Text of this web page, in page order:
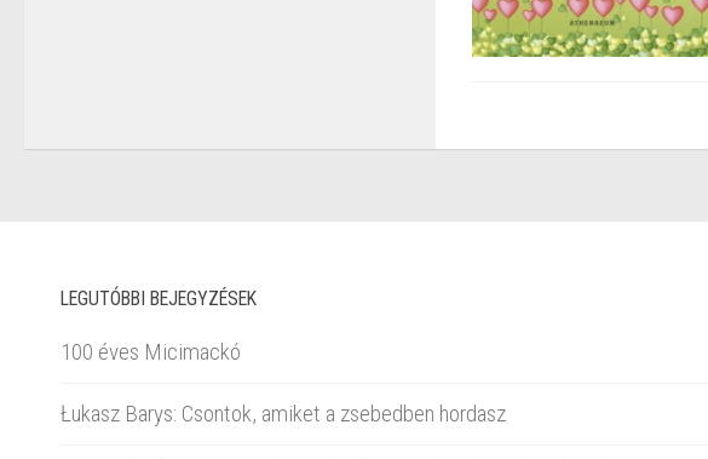
LEGUTÓBBI BEJEGYZÉSEK
100 éves Micimackó
Łukasz Barys: Csontok, amiket a zsebedben hordasz